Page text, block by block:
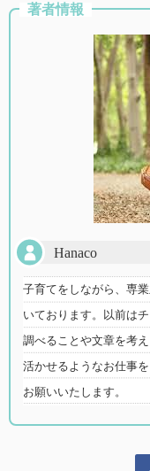
著者情報
Hanaco
子育てをしながら、専
いております。以前は
調べることや文章を考
活かせるようなお仕事
お願いいたします。